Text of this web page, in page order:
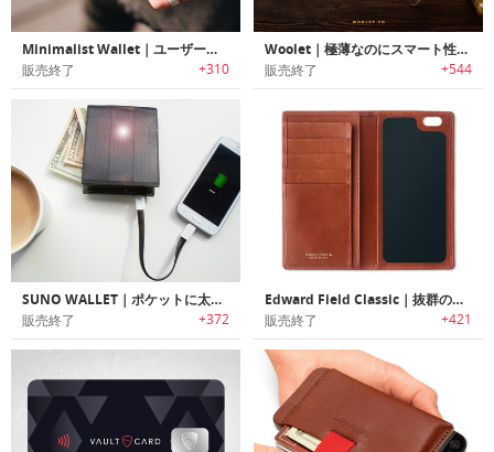
Minimalist Wallet｜ユーザーフレンドリーなミニマルデザインレザーウォレット
販売終了 +310
Woolet｜極薄なのにスマート性抜群の革財布「ウーレット」
販売終了 +544
SUNO WALLET｜ポケットに太陽を！ソーラー充電機能付きウォレット「スーノ」
販売終了 +372
Edward Field Classic｜抜群のスマホ保持力を誇るウォレット「エドワード・フィールド」
販売終了 +421